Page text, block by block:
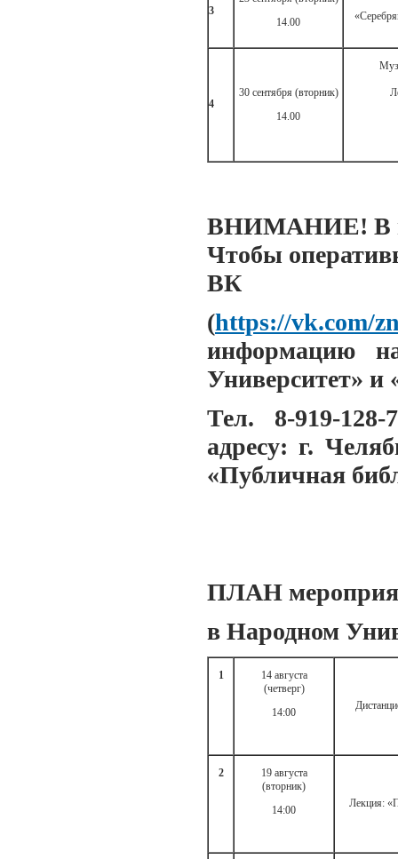
3
14.00
4
30 сентября (вторник)
14.00
ВНИМАНИЕ! В
Чтобы
ВК
(https://vk.com/
информацию
Университет» и
Тел. 8-919-
адресу: г.
«Публичная
ПЛАН
в Народном
1
14 августа
(четверг)
14:00
2
19 августа
(вторник)
14:00
Лекция: